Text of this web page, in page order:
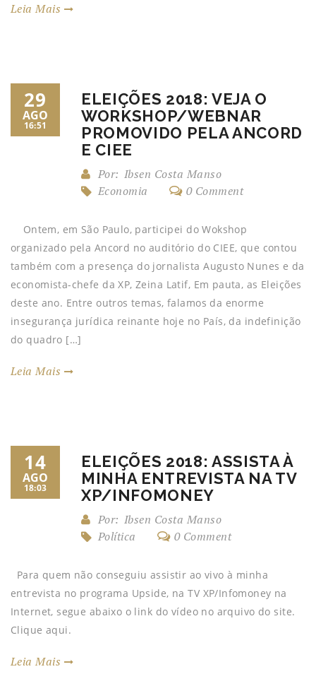
Leia Mais
29
AGO
16:51
ELEIÇÕES 2018: VEJA O
WORKSHOP/WEBNAR
PROMOVIDO PELA ANCORD
E CIEE
Por: Ibsen Costa Manso
Economia
0 Comment
Ontem, em São Paulo, participei do Wokshop
organizado pela Ancord no auditório do CIEE, que contou
também com a presença do jornalista Augusto Nunes e da
economista-chefe da XP, Zeina Latif, Em pauta, as Eleições
deste ano. Entre outros temas, falamos da enorme
insegurança jurídica reinante hoje no País, da indefinição
do quadro […]
Leia Mais
14
AGO
18:03
ELEIÇÕES 2018: ASSISTA À
MINHA ENTREVISTA NA TV
XP/INFOMONEY
Por: Ibsen Costa Manso
Política
0 Comment
Para quem não conseguiu assistir ao vivo à minha
entrevista no programa Upside, na TV XP/Infomoney na
Internet, segue abaixo o link do vídeo no arquivo do site.
Clique aqui.
Leia Mais